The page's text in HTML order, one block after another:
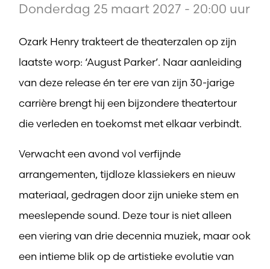
Donderdag 25 maart 2027 - 20:00 uur
Ozark Henry trakteert de theaterzalen op zijn
laatste worp: ‘August Parker’. Naar aanleiding
van deze release én ter ere van zijn 30-jarige
carrière brengt hij een bijzondere theatertour
die verleden en toekomst met elkaar verbindt.
Verwacht een avond vol verfijnde
arrangementen, tijdloze klassiekers en nieuw
materiaal, gedragen door zijn unieke stem en
meeslepende sound. Deze tour is niet alleen
een viering van drie decennia muziek, maar ook
een intieme blik op de artistieke evolutie van